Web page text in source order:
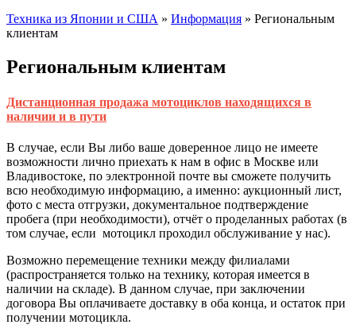
Техника из Японии и США » Информация » Региональным
клиентам
Региональным клиентам
Дистанционная продажа мотоциклов находящихся в
наличии и в пути
В случае, если Вы либо ваше доверенное лицо не имеете
возможности лично приехать к нам в офис в Москве или
Владивостоке, по электронной почте вы сможете получить
всю необходимую информацию, а именно: аукционный лист,
фото с места отгрузки, документальное подтверждение
пробега (при необходимости), отчёт о проделанных работах (в
том случае, если мотоцикл проходил обслуживание у нас).
Возможно перемещение техники между филиалами
(распространяется только на технику, которая имеется в
наличии на складе). В данном случае, при заключении
договора Вы оплачиваете доставку в оба конца, и остаток при
получении мотоцикла.